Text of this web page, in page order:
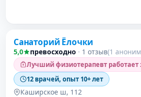
Санаторий Ёлочки
5,0 превосходно · 1 отзыв(1
Лучший физиотерапевт работает
12 врачей, опыт 10+ лет
Каширское ш, 112